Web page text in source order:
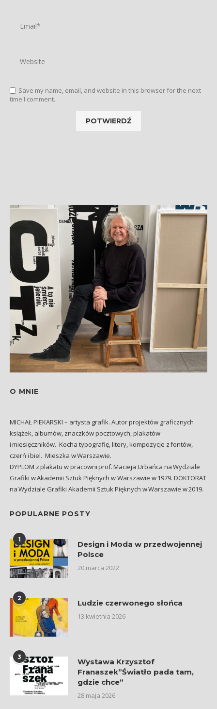
Save my name, email, and website in this browser for the next
time I comment.
O MNIE
MICHAŁ PIEKARSKI – artysta grafik. Autor projektów graficznych
książek, albumów, znaczków pocztowych, plakatów
i miesięczników. Kocha typografię, litery, kompozycje z fontów,
czerń i biel. Mieszka w Warszawie.
DYPLOM z plakatu w pracowni prof. Macieja Urbańca na Wydziale
Grafiki w Akademii Sztuk Pięknych w Warszawie w 1979. DOKTORAT
na Wydziale Grafiki Akademii Sztuk Pięknych w Warszawie w 2019.
POPULARNE POSTY
1
Design i Moda w przedwojennej
Polsce
20 marca 2022
2 Ludzie czerwonego słońca
13 kwietnia 2026
3
Wystawa Krzysztof
Franaszek”Światło pada tam,
gdzie chce”
28 maja 2026